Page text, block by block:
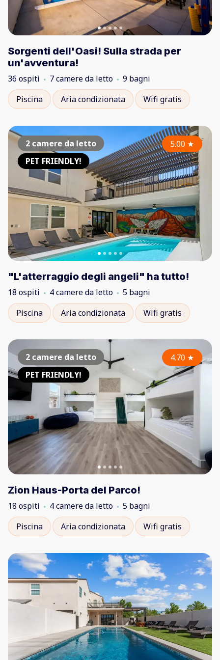
Sorgenti dell'Oasi! Sulla strada per
un'avventura!
36 ospiti 7 camere da letto
9 bagni
Piscina
Aria condizionata Wifi gratis
2 camere da letto
PET FRIENDLY!
5.00★
"L'atterraggio degli angeli" ha tutto!
18 ospiti 4 camere da letto
5 bagni
Piscina
Aria condizionata Wifi gratis
2 camere da letto
PET FRIENDLY!
4.70★
Zion Haus-Porta del Parco!
18 ospiti 4 camere da letto
5 bagni
Piscina
Aria condizionata Wifi gratis